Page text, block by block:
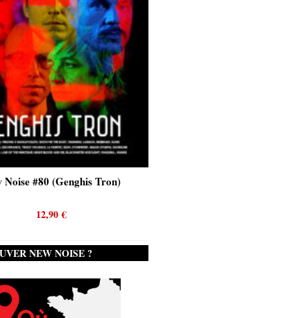
Noise #80 (Genghis Tron)
12,90€
NEW NOISE ?